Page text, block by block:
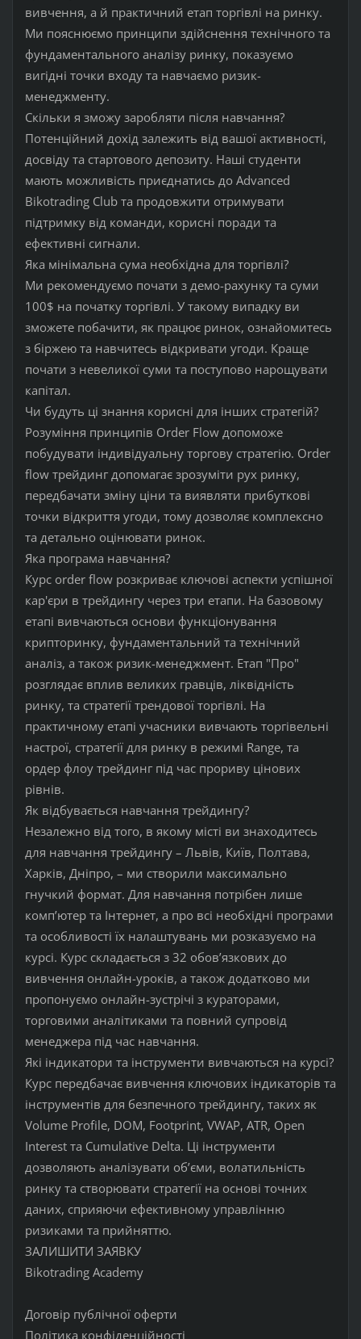
вивчення, а й практичний етап торгівлі на ринку.
Ми пояснюємо принципи здійснення технічного та
фундаментального аналізу ринку, показуємо
вигідні точки входу та навчаємо ризик-
менеджменту.
Скільки я зможу заробляти після навчання?
Потенційний дохід залежить від вашої активності,
досвіду та стартового депозиту. Наші студенти
мають можливість приєднатись до Advanced
Bikotrading Club та продовжити отримувати
підтримку від команди, корисні поради та
ефективні сигнали.
Яка мінімальна сума необхідна для торгівлі?
Ми рекомендуємо почати з демо-рахунку та суми
100$ на початку торгівлі. У такому випадку ви
зможете побачити, як працює ринок, ознайомитесь
з біржею та навчитесь відкривати угоди. Краще
почати з невеликої суми та поступово нарощувати
капітал.
Чи будуть ці знання корисні для інших стратегій?
Розуміння принципів Order Flow допоможе
побудувати індивідуальну торгову стратегію. Order
flow трейдинг допомагає зрозуміти рух ринку,
передбачати зміну ціни та виявляти прибуткові
точки відкриття угоди, тому дозволяє комплексно
та детально оцінювати ринок.
Яка програма навчання?
Курс order flow розкриває ключові аспекти успішної
кар'єри в трейдингу через три етапи. На базовому
етапі вивчаються основи функціонування
крипторинку, фундаментальний та технічний
аналіз, а також ризик-менеджмент. Етап "Про"
розглядає вплив великих гравців, ліквідність
ринку, та стратегії трендової торгівлі. На
практичному етапі учасники вивчають торгівельні
настрої, стратегії для ринку в режимі Range, та
ордер флоу трейдинг під час прориву цінових
рівнів.
Як відбувається навчання трейдингу?
Незалежно від того, в якому місті ви знаходитесь
для навчання трейдингу – Львів, Київ, Полтава,
Харків, Дніпро, – ми створили максимально
гнучкий формат. Для навчання потрібен лише
комп’ютер та Інтернет, а про всі необхідні програми
та особливості їх налаштувань ми розказуємо на
курсі. Курс складається з 32 обов’язкових до
вивчення онлайн-уроків, а також додатково ми
пропонуємо онлайн-зустрічі з кураторами,
торговими аналітиками та повний супровід
менеджера під час навчання.
Які індикатори та інструменти вивчаються на курсі?
Курс передбачає вивчення ключових індикаторів та
інструментів для безпечного трейдингу, таких як
Volume Profile, DOM, Footprint, VWAP, ATR, Open
Interest та Cumulative Delta. Ці інструменти
дозволяють аналізувати об’єми, волатильність
ринку та створювати стратегії на основі точних
даних, сприяючи ефективному управлінню
ризиками та прийняттю.
ЗАЛИШИТИ ЗАЯВКУ
Bikotrading Academy
Договір публічної оферти
Політика конфіденційності